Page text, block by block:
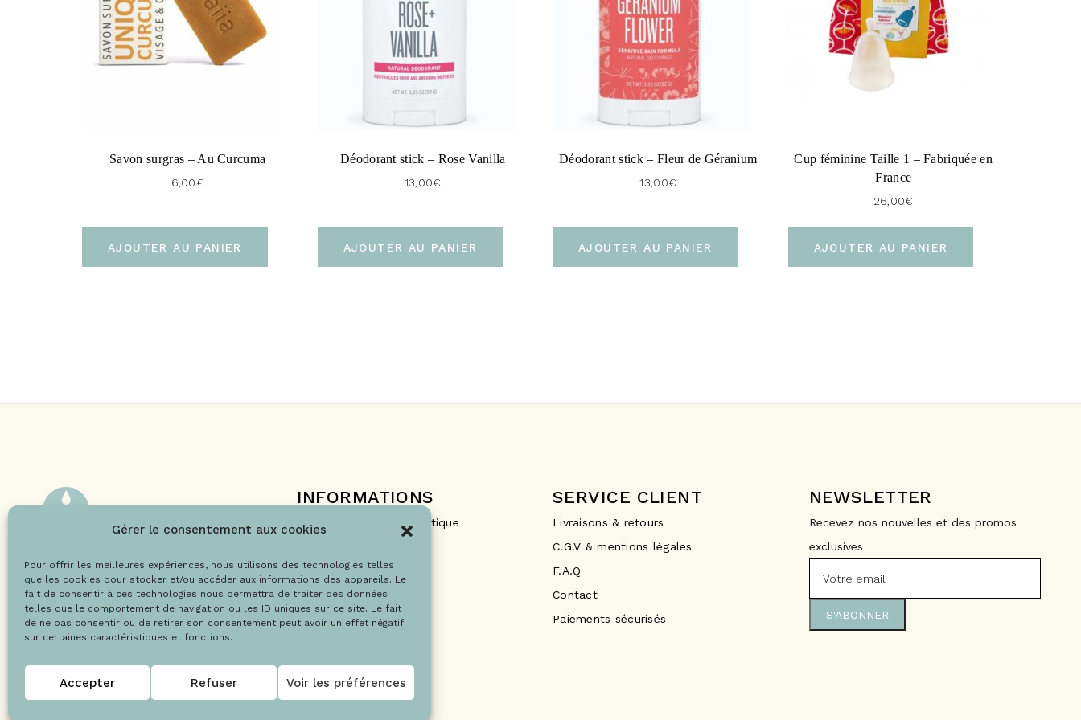
Gérer le consentement aux cookies
Pour offrir les meilleures expériences, nous utilisons des technologies telles
que les cookies pour stocker et/ou accéder aux informations des appareils. Le
fait de consentir à ces technologies nous permettra de traiter des données
telles que le comportement de navigation ou les ID uniques sur ce site. Le fait
de ne pas consentir ou de retirer son consentement peut avoir un effet négatif
sur certaines caractéristiques et fonctions.
Accepter Refuser Voir les préférences
Savon surgras – Au Curcuma
6,00€
AJOUTER AU PANIER
Déodorant stick – Rose Vanilla
13,00€
AJOUTER AU PANIER
Déodorant stick – Fleur de Géranium
13,00€
AJOUTER AU PANIER
Cup féminine Taille 1 – Fabriquée en
France
26,00€
AJOUTER AU PANIER
@Copyright 2021 – Drops la boutique
INFORMATIONS
Le projet Drops La Boutique
Les labels
Le blog
SERVICE CLIENT
Livraisons & retours
C.G.V & mentions légales
F.A.Q
Contact
Paiements sécurisés
NEWSLETTER
Recevez nos nouvelles et des promos
exclusives